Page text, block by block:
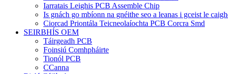
Iarratais Leighis PCB Assemble Chip
Is gnách go mbíonn na gnéithe seo a leanas i gceist le
Ciorcad Priontála Teicneolaíochta PCB Corcra Smd
SEIRBHÍS OEM
Táirgeadh PCB
Foinsiú Comhpháirte
Tionól PCB
CCanna